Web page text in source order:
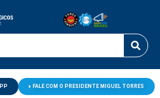
FALE COM O PRESIDENTE MIGUEL TORRES